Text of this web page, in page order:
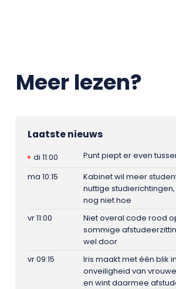
Meer lezen?
Laatste nieuws
di 11:00
Punt piept er even
ma 10:15
Kabinet wil meer
nuttige
nog niet hoe
vr 11:00
Niet overal code rood
sommige
wel door
vr 09:15
Iris maakt met één blik
onveiligheid van
en wint daarmee